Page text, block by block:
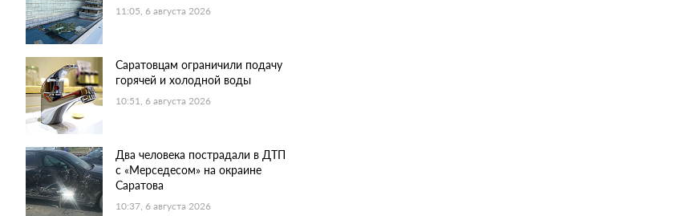
11:05, 6 августа 2026
Саратовцам ограничили подачу
горячей и холодной воды
10:51, 6 августа 2026
Два человека пострадали в ДТП
с «Мерседесом» на окраине
Саратова
10:37, 6 августа 2026